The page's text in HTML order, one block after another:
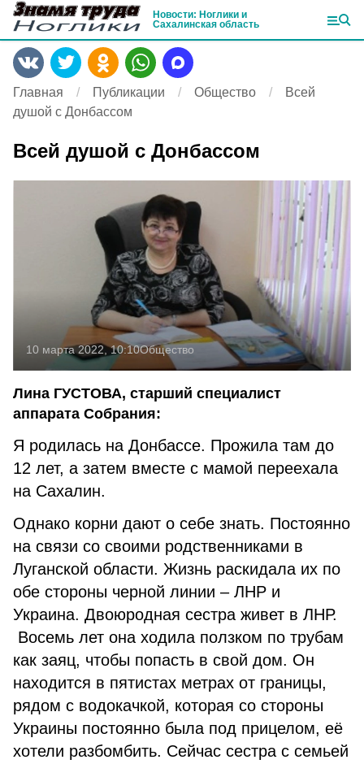
Новости: Ноглики и
Сахалинская область
Главная Публикации Общество
Всей
душой с Донбассом
Всей душой с Донбассом
10 марта 2022, 10:10Общество
Лина ГУСТОВА, старший специалист
аппарата Собрания:
Я родилась на Донбассе. Прожила там до
12 лет, а затем вместе с мамой переехала
на Сахалин.
Однако корни дают о себе знать. Постоянно
на связи со своими родственниками в
Луганской области. Жизнь раскидала их по
обе стороны черной линии – ЛНР и
Украина. Двоюродная сестра живет в ЛНР.
Восемь лет она ходила ползком по трубам
как заяц, чтобы попасть в свой дом. Он
находится в пятистах метрах от границы,
рядом с водокачкой, которая со стороны
Украины постоянно была под прицелом, её
хотели разбомбить. Сейчас сестра с семьей